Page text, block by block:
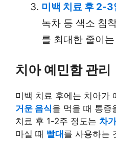
미백 치료 후 2-3
녹차 등 색소 침
를 최대한 줄이
치아 예민함 관리
미백 치료 후에는 치아가
거운 음식을 먹을 때 통증
치료 후 1-2주 정도는 차
마실 때 빨대 를 사용하는